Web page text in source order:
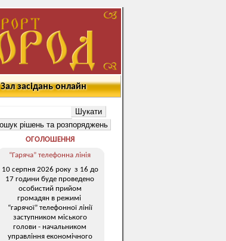
Зал засідань онлайн
ОГОЛОШЕННЯ
“Гаряча” телефонна лінія
10 серпня 2026 року з 16 до
17 години буде проведено
особистий прийом
громадян в режимі
“гарячої” телефонної лінії
заступником міського
голови - начальником
управління економічного